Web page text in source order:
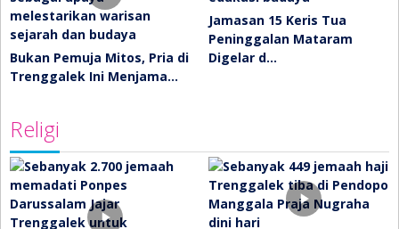
Bukan Pemuja Mitos, Pria di
Trenggalek Ini Menjama…
Jamasan 15 Keris Tua
Peninggalan Mataram
Digelar d…
Religi